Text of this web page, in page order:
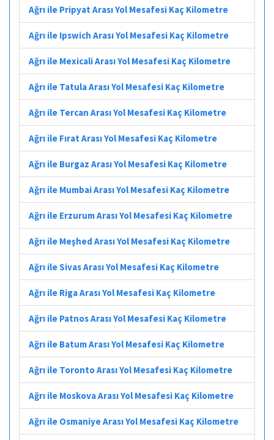
Ağrı ile Pripyat Arası Yol Mesafesi Kaç Kilometre
Ağrı ile Ipswich Arası Yol Mesafesi Kaç Kilometre
Ağrı ile Mexicali Arası Yol Mesafesi Kaç Kilometre
Ağrı ile Tatula Arası Yol Mesafesi Kaç Kilometre
Ağrı ile Tercan Arası Yol Mesafesi Kaç Kilometre
Ağrı ile Fırat Arası Yol Mesafesi Kaç Kilometre
Ağrı ile Burgaz Arası Yol Mesafesi Kaç Kilometre
Ağrı ile Mumbai Arası Yol Mesafesi Kaç Kilometre
Ağrı ile Erzurum Arası Yol Mesafesi Kaç Kilometre
Ağrı ile Meşhed Arası Yol Mesafesi Kaç Kilometre
Ağrı ile Sivas Arası Yol Mesafesi Kaç Kilometre
Ağrı ile Riga Arası Yol Mesafesi Kaç Kilometre
Ağrı ile Patnos Arası Yol Mesafesi Kaç Kilometre
Ağrı ile Batum Arası Yol Mesafesi Kaç Kilometre
Ağrı ile Toronto Arası Yol Mesafesi Kaç Kilometre
Ağrı ile Moskova Arası Yol Mesafesi Kaç Kilometre
Ağrı ile Osmaniye Arası Yol Mesafesi Kaç Kilometre